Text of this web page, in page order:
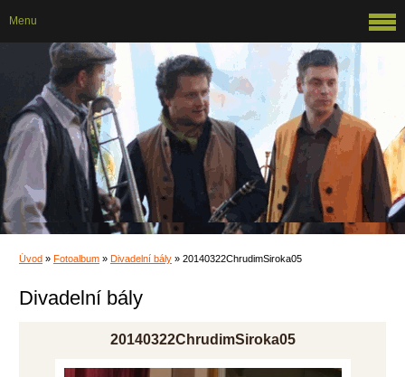
Úvod » Fotoalbum » Divadelní bály » 20140322ChrudimSiroka05
Divadelní bály
20140322ChrudimSiroka05
Menu